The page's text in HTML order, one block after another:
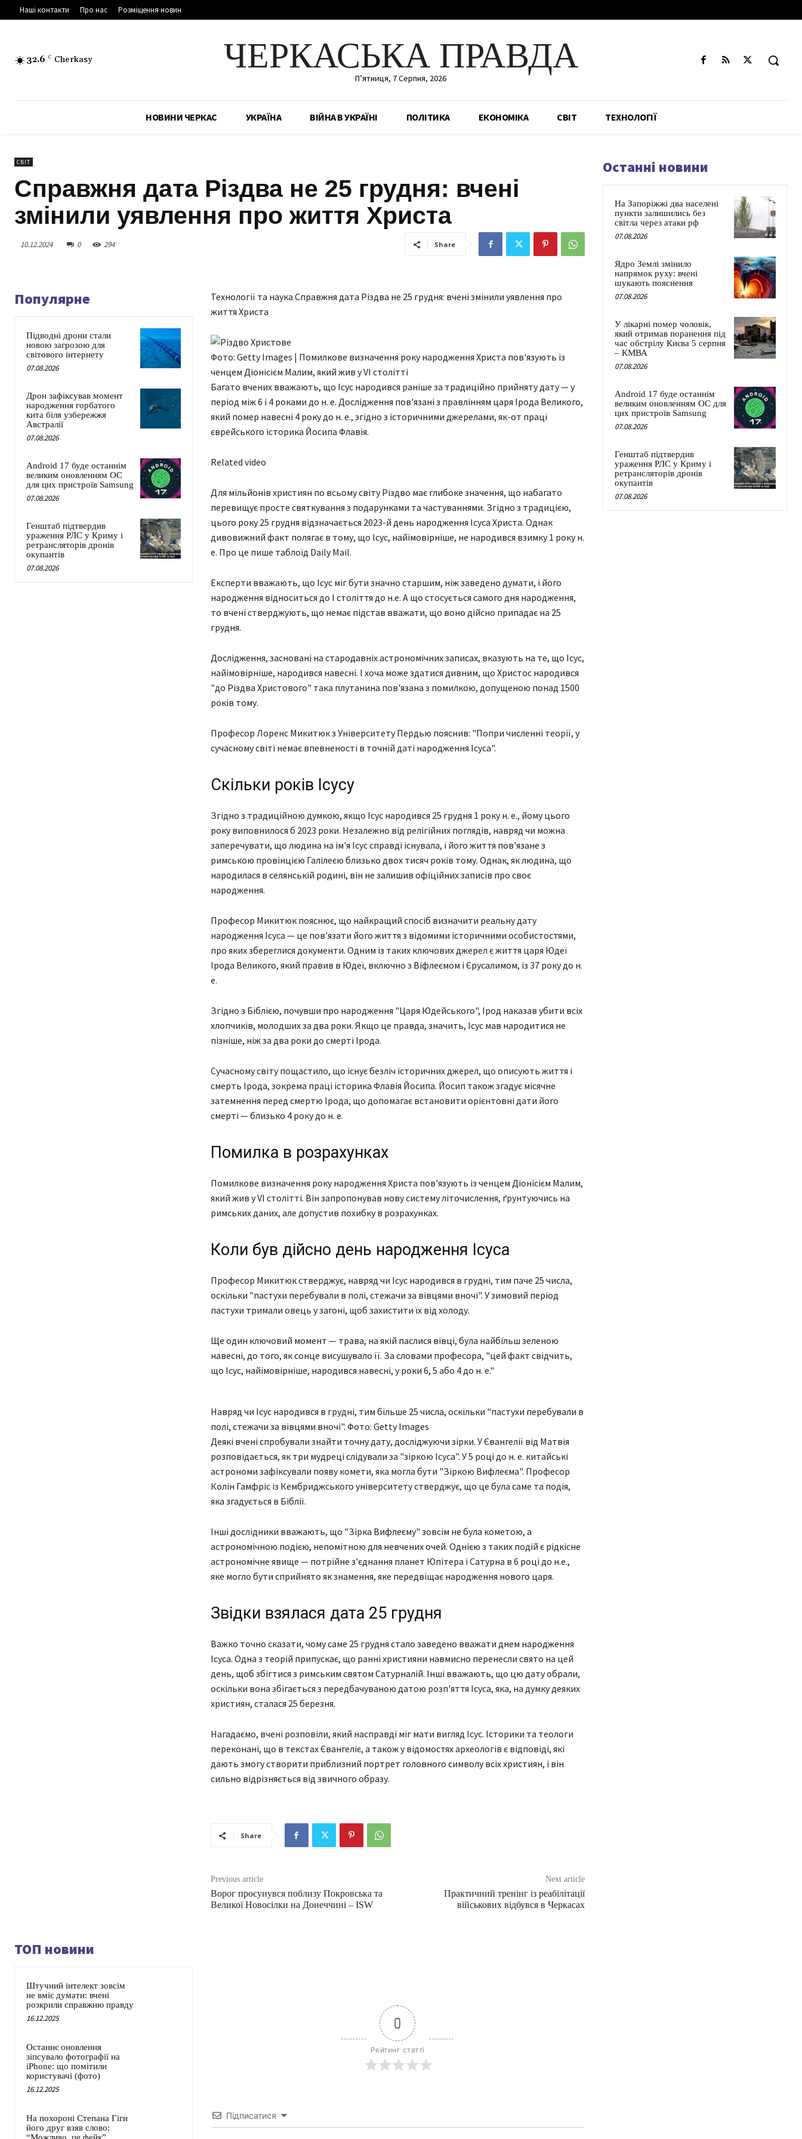
Наші контакти Про нас Розміщення новин
32.6 C Cherkasy ЧЕРКАСЬКА ПРАВДА
П’ятниця, 7 Серпня, 2026
НОВИНИ ЧЕРКАС УКРАЇНА ВІЙНА В УКРАЇНІ ПОЛІТИКА ЕКОНОМІКА СВІТ ТЕХНОЛОГІЇ
СВІТ
Справжня дата Різдва не 25 грудня: вчені
змінили уявлення про життя Христа
10.12.2024 0 294 Share
Популярне
Підводні дрони стали
новою загрозою для
світового інтернету
07.08.2026
Дрон зафіксував момент
народження горбатого
кита біля узбережжя
Австралії
07.08.2026
Android 17 буде останнім
великим оновленням ОС
для цих пристроїв Samsung
07.08.2026
Генштаб підтвердив
ураження РЛС у Криму і
ретрансляторів дронів
окупантів
07.08.2026
Технології та наука Справжня дата Різдва не 25 грудня: вчені змінили уявлення про
життя Христа
Фото: Getty Images | Помилкове визначення року народження Христа пов'язують із
ченцем Діонісієм Малим, який жив у VI столітті
Багато вчених вважають, що Ісус народився раніше за традиційно прийняту дату — у
період між 6 і 4 роками до н. е. Дослідження пов'язані з правлінням царя Ірода Великого,
який помер навесні 4 року до н. е., згідно з історичними джерелами, як-от праці
єврейського історика Йосипа Флавія.
Related video
Для мільйонів християн по всьому світу Різдво має глибоке значення, що набагато
перевищує просте святкування з подарунками та частуваннями. Згідно з традицією,
цього року 25 грудня відзначається 2023-й день народження Ісуса Христа. Однак
дивовижний факт полягає в тому, що Ісус, найімовірніше, не народився взимку 1 року н.
е. Про це пише таблоїд Daily Mail.
Експерти вважають, що Ісус міг бути значно старшим, ніж заведено думати, і його
народження відноситься до I століття до н.е. А що стосується самого дня народження,
то вчені стверджують, що немає підстав вважати, що воно дійсно припадає на 25
грудня.
Дослідження, засновані на стародавніх астрономічних записах, вказують на те, що Ісус,
найімовірніше, народився навесні. І хоча може здатися дивним, що Христос народився
"до Різдва Христового" така плутанина пов'язана з помилкою, допущеною понад 1500
років тому.
Професор Лоренс Микитюк з Університету Пердью пояснив: "Попри численні теорії, у
сучасному світі немає впевненості в точній даті народження Ісуса".
Скільки років Ісусу
Згідно з традиційною думкою, якщо Ісус народився 25 грудня 1 року н. е., йому цього
року виповнилося б 2023 роки. Незалежно від релігійних поглядів, навряд чи можна
заперечувати, що людина на ім'я Ісус справді існувала, і його життя пов'язане з
римською провінцією Галілеєю близько двох тисяч років тому. Однак, як людина, що
народилася в селянській родині, він не залишив офіційних записів про своє
народження.
Професор Микитюк пояснює, що найкращий спосіб визначити реальну дату
народження Ісуса — це пов'язати його життя з відомими історичними особистостями,
про яких збереглися документи. Одним із таких ключових джерел є життя царя Юдеї
Ірода Великого, який правив в Юдеї, включно з Віфлеємом і Єрусалимом, із 37 року до н.
е.
Згідно з Біблією, почувши про народження "Царя Юдейського", Ірод наказав убити всіх
хлопчиків, молодших за два роки. Якщо це правда, значить, Ісус мав народитися не
пізніше, ніж за два роки до смерті Ірода.
Сучасному світу пощастило, що існує безліч історичних джерел, що описують життя і
смерть Ірода, зокрема праці історика Флавія Йосипа. Йосип також згадує місячне
затемнення перед смертю Ірода, що допомагає встановити орієнтовні дати його
смерті — близько 4 року до н. е.
Помилка в розрахунках
Помилкове визначення року народження Христа пов'язують із ченцем Діонісієм Малим,
який жив у VI столітті. Він запропонував нову систему літочислення, ґрунтуючись на
римських даних, але допустив похибку в розрахунках.
Коли був дійсно день народження Ісуса
Професор Микитюк стверджує, навряд чи Ісус народився в грудні, тим паче 25 числа,
оскільки "пастухи перебували в полі, стежачи за вівцями вночі". У зимовий період
пастухи тримали овець у загоні, щоб захистити їх від холоду.
Ще один ключовий момент — трава, на якій паслися вівці, була найбільш зеленою
навесні, до того, як сонце висушувало її. За словами професора, "цей факт свідчить,
що Ісус, найімовірніше, народився навесні, у роки 6, 5 або 4 до н. е."
Навряд чи Ісус народився в грудні, тим більше 25 числа, оскільки "пастухи перебували в
полі, стежачи за вівцями вночі". Фото: Getty Images
Деякі вчені спробували знайти точну дату, досліджуючи зірки. У Євангелії від Матвія
розповідається, як три мудреці слідували за "зіркою Ісуса". У 5 році до н. е. китайські
астрономи зафіксували появу комети, яка могла бути "Зіркою Вифлеєма". Професор
Колін Гамфріс із Кембриджського університету стверджує, що це була саме та подія,
яка згадується в Біблії.
Інші дослідники вважають, що "Зірка Вифлеєму" зовсім не була кометою, а
астрономічною подією, непомітною для невчених очей. Однією з таких подій є рідкісне
астрономічне явище — потрійне з'єднання планет Юпітера і Сатурна в 6 році до н.е.,
яке могло бути сприйнято як знамення, яке передвіщає народження нового царя.
Звідки взялася дата 25 грудня
Важко точно сказати, чому саме 25 грудня стало заведено вважати днем народження
Ісуса. Одна з теорій припускає, що ранні християни навмисно перенесли свято на цей
день, щоб збігтися з римським святом Сатурналій. Інші вважають, що цю дату обрали,
оскільки вона збігається з передбачуваною датою розп'яття Ісуса, яка, на думку деяких
християн, сталася 25 березня.
Нагадаємо, вчені розповіли, який насправді міг мати вигляд Ісус. Історики та теологи
переконані, що в текстах Євангеліє, а також у відомостях археологів є відповіді, які
дають змогу створити приблизний портрет головного символу всіх християн, і він
сильно відрізняється від звичного образу.
Share
Previous article
Ворог просунувся поблизу Покровська та
Великої Новосілки на Донеччині – ISW
Next article
Практичний тренінг із реабілітації
військових відбувся в Черкасах
ТОП новини
Штучний інтелект зовсім
не вміє думати: вчені
розкрили справжню правду
16.12.2025
Останнє оновлення
зіпсувало фотографії на
iPhone: що помітили
користувачі (фото)
16.12.2025
На похороні Степана Гіги
його друг взяв слово:
0
Рейтинг статті
Підписатися
Останні новини
На Запоріжжі два населені
пункти залишились без
світла через атаки рф
07.08.2026
Ядро Землі змінило
напрямок руху: вчені
шукають пояснення
07.08.2026
У лікарні помер чоловік,
який отримав поранення під
час обстрілу Києва 5 серпня
– КМВА
07.08.2026
Android 17 буде останнім
великим оновленням ОС для
цих пристроїв Samsung
07.08.2026
Генштаб підтвердив
ураження РЛС у Криму і
ретрансляторів дронів
окупантів
07.08.2026